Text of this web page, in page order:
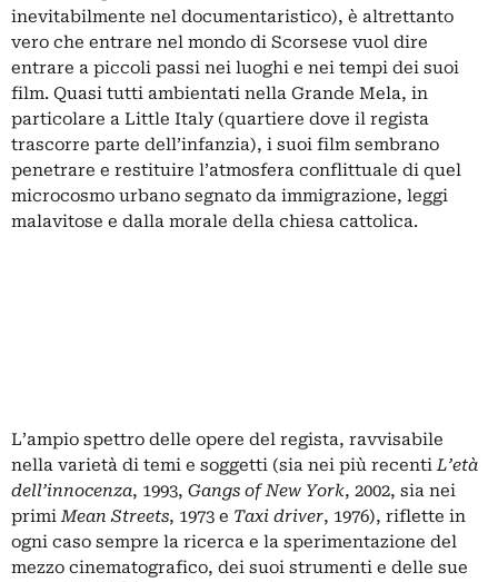
inevitabilmente nel documentaristico), è altrettanto
vero che entrare nel mondo di Scorsese vuol dire
entrare a piccoli passi nei luoghi e nei tempi dei suoi
film. Quasi tutti ambientati nella Grande Mela, in
particolare a Little Italy (quartiere dove il regista
trascorre parte dell’infanzia), i suoi film sembrano
penetrare e restituire l’atmosfera conflittuale di quel
microcosmo urbano segnato da immigrazione, leggi
malavitose e dalla morale della chiesa cattolica.
L’ampio spettro delle opere del regista, ravvisabile
nella varietà di temi e soggetti (sia nei più recentiL’età
dell’innocenza, 1993, Gangs of New York, 2002, sia nei
primiMean Streets, 1973 e Taxi driver, 1976), riflette in
ogni caso sempre la ricerca e la sperimentazione del
mezzo cinematografico, dei suoi strumenti e delle sue